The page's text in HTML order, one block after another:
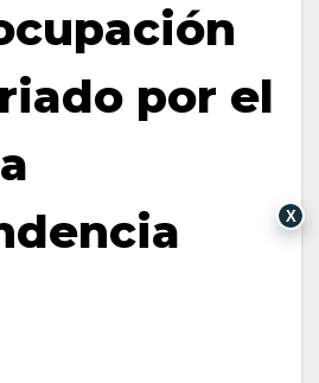
por el
X